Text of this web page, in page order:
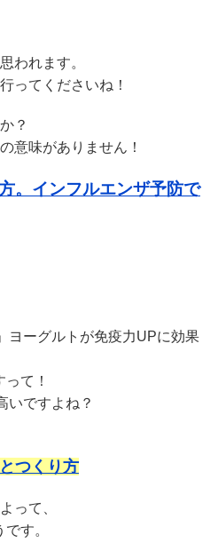
われます。
ってくださいね！
？
意味がありません！
。インフルエンザ予防で
ヨーグルトが免疫力UPに効果
て！
いですよね？
つくり方
って、
す。